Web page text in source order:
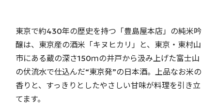
東京で約430年の歴史を持つ「豊島屋本店」の純米吟
醸は、東京産の酒米「キヌヒカリ」と、東京・東村山
市にある蔵の深さ150ｍの井戸から汲み上げた富士山
の伏流水で仕込んだ“東京発”の日本酒。上品なお米の
香りと、すっきりとしたやさしい甘味が料理を引き立
てます。